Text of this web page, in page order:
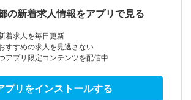
の新着求人情報をアプリで見る
着求人を毎日更新
すすめの求人を見逃さない
アプリ限定コンテンツを配信中
プリをインストールする